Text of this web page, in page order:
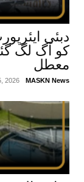
دبئی
کو آگ لگ
معطل
MASKN News
2026